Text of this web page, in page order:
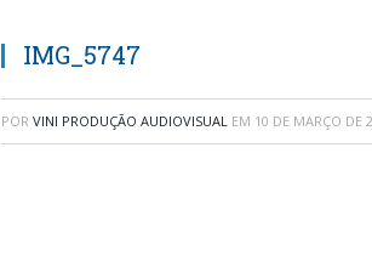
IMG_5747
POR VINI PRODUÇÃO AUDIOVISUAL EM 10 DE MARÇO DE